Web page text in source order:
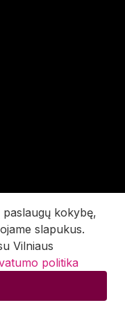
paslaugų kokybę,
slapukus.
Vilniaus
politika